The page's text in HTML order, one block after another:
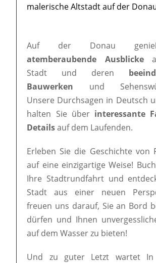
malerische Altstadt auf der
Auf der Donau
atemberaubende Ausblicke
Stadt und deren
Bauwerken und
Unsere Durchsagen in Deutsch
halten Sie über interessante
Detailsauf dem Laufenden.
Erleben Sie die Geschichte von
auf eine einzigartige Weise!
Ihre Stadtrundfahrt und
Stadt aus einer neuen
freuen uns darauf, Sie an Bord
dürfen und Ihnen
auf dem Wasser zu bieten!
Und zu guter Letzt wartet